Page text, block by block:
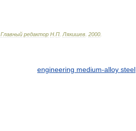
Главный редактор Н П Лякишев 2000
engineering medium-alloy steel